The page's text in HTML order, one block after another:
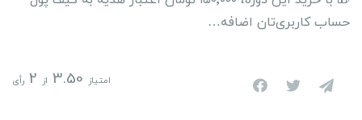
حساب کاربری‌تان اضافه…
امتیاز 3.50 از 2 رأی